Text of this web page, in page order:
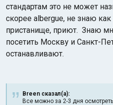
стандартам это не может
скорее albergue, не знаю как
пристанище, приют. Знаю
посетить Москву и Санкт-
останавливают.
Breen сказал(а):
Все можно за 2-3 дня